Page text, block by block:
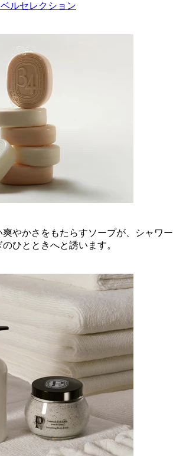
ルセレクション
やかさをもたらすソープが、シャワー
ひとときへと誘います。